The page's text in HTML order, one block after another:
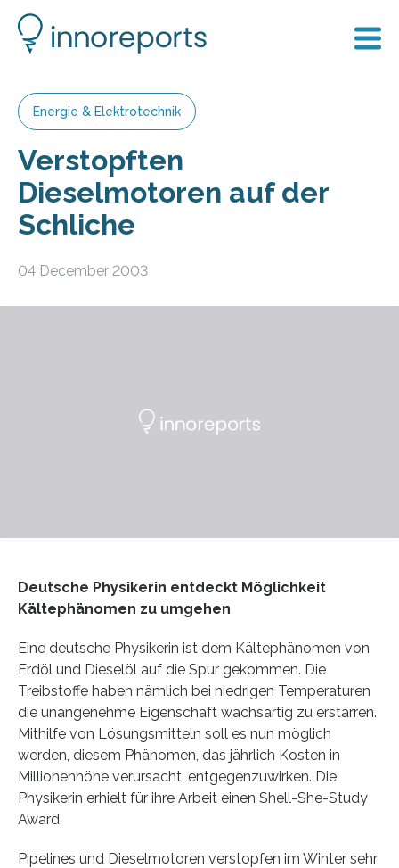
Energie & Elektrotechnik
Verstopften
Dieselmotoren auf der
Schliche
04 December 2003
Deutsche Physikerin entdeckt Möglichkeit
Kältephänomen zu umgehen
Eine deutsche Physikerin ist dem Kältephänomen von
Erdöl und Dieselöl auf die Spur gekommen. Die
Treibstoffe haben nämlich bei niedrigen Temperaturen
die unangenehme Eigenschaft wachsartig zu erstarren.
Mithilfe von Lösungsmitteln soll es nun möglich
werden, diesem Phänomen, das jährlich Kosten in
Millionenhöhe verursacht, entgegenzuwirken. Die
Physikerin erhielt für ihre Arbeit einen Shell-She-Study
Award.
Pipelines und Dieselmotoren verstopfen im Winter sehr